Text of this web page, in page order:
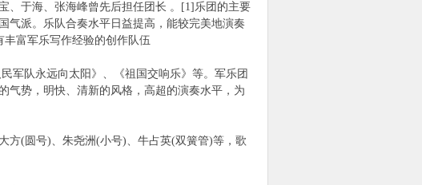
、于海、张海峰曾先后担任团长 。[1]乐团的主要
气派。乐队合奏水平日益提高，能较完美地演奏
富军乐写作经验的创作队伍
军队永远向太阳》、《祖国交响乐》等。军乐团
气势，明快、清新的风格，高超的演奏水平，为
方(圆号)、朱尧洲(小号)、牛占英(双簧管)等，歌